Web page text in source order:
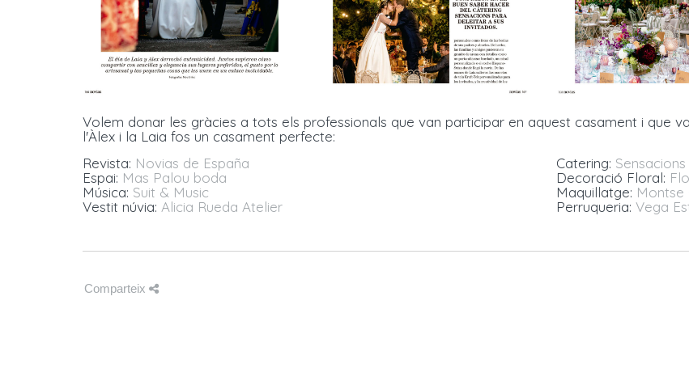
Volem donar les gràcies a tots els professionals que van participar en aquest casament i que
l'Àlex i la Laia fos un casament perfecte:
Revista: Novias de España
Espai: Mas Palou boda
Música: Suit & Music
Vestit núvia: Alicia Rueda Atelier
Catering: Sensacions
Decoració Floral:
Maquillatge: Montse
Perruqueria: Vega
Comparteix